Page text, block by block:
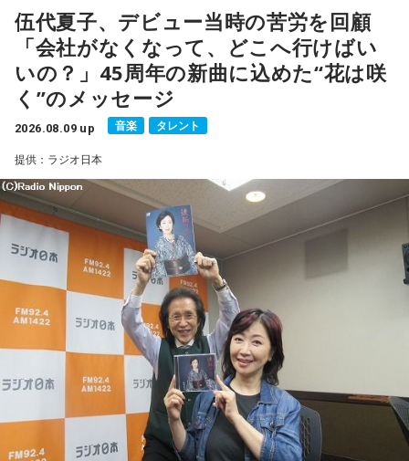
■放送日時：2026年8月16日（日） 19時～20時
■パーソナリティ：吉田尚記
■ゲスト：小山宙哉
■メールアドレス：manga@1242.com
■公式Xアカウント：@MANGARADIO1242
■ハッシュタグ：#マンガのラジオ
■番組HP：https://manga-no-radio.com/
伍代夏子、デビュー当時の苦労を回顧
「会社がなくなって、どこへ行けばい
いの？」45周年の新曲に込めた“花は咲
く”のメッセージ
2026.08.09 up 音楽 タレント
提供：ラジオ日本